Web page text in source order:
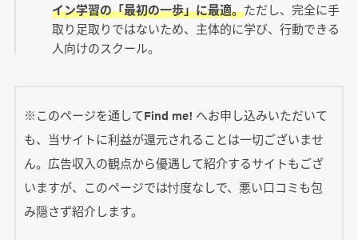
イン学習の「最初の一歩」に最適。ただし、完全に手
取り足取りではないため、主体的に学び、行動できる
人向けのスクール。
※このページを通してFind me! へお申し込みいただいて
も、当サイトに利益が還元されることは一切ございませ
ん。広告収入の観点から優遇して紹介するサイトもござ
いますが、このページでは忖度なしで、悪い口コミも包
み隠さず紹介します。